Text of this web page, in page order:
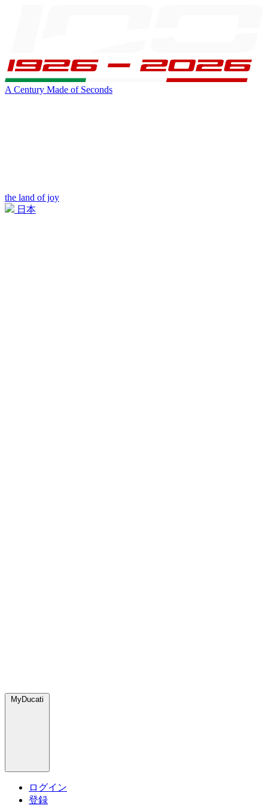
A Century Made of Seconds
the land of joy
日本
MyDucati
ログイン
登録